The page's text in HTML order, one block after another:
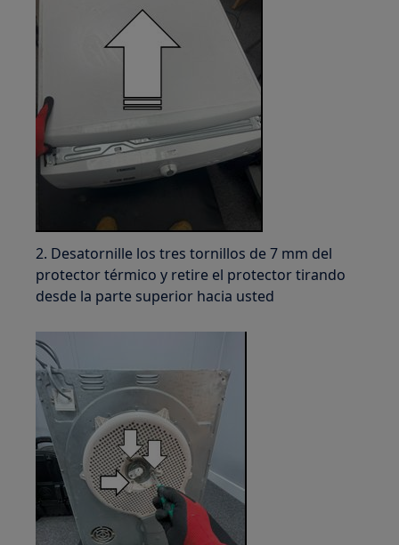
2. Desatornille los tres tornillos de 7 mm del
protector térmico y retire el protector tirando
desde la parte superior hacia usted